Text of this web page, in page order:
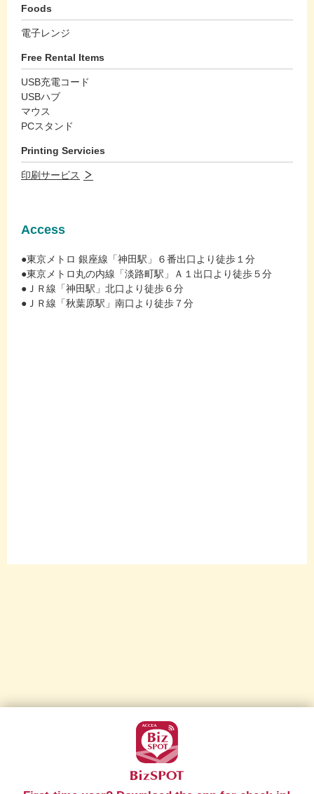
Foods
電子レンジ
Free Rental Items
USB充電コード
USBハブ
マウス
PCスタンド
Printing Servicies
印刷サービス
Access
●東京メトロ 銀座線「神田駅」６番出口より徒歩１分
●東京メトロ丸の内線「淡路町駅」Ａ１出口より徒歩５分
●ＪＲ線「神田駅」北口より徒歩６分
●ＪＲ線「秋葉原駅」南口より徒歩７分